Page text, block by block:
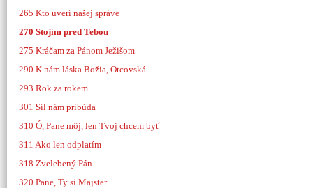
265 Kto uverí našej správe
270 Stojím pred Tebou
275 Kráčam za Pánom Ježišom
290 K nám láska Božia, Otcovská
293 Rok za rokem
301 Síl nám pribúda
310 Ó, Pane môj, len Tvoj chcem byť
311 Ako len odplatím
318 Zvelebený Pán
320 Pane, Ty si Majster